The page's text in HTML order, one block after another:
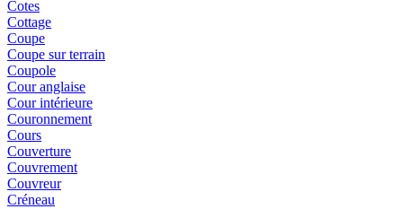
Cotes
Cottage
Coupe
Coupe sur terrain
Coupole
Cour anglaise
Cour intérieure
Couronnement
Cours
Couverture
Couvrement
Couvreur
Créneau